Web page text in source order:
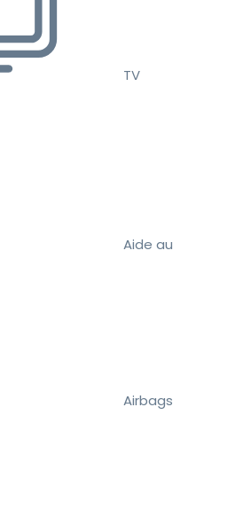
TV
Aide au
Airbags